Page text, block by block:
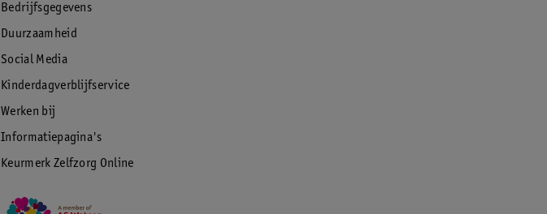
Bedrijfsgegevens
Duurzaamheid
Social Media
Kinderdagverblijfservice
Werken bij
Informatiepagina's
Keurmerk Zelfzorg Online